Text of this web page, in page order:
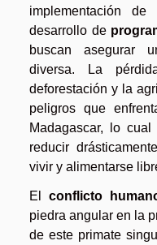
implementación de
desarrollo de
buscan asegurar
diversa. La
deforestación y la
peligros que
Madagascar, lo
reducir
vivir y alimentarse
Elconflicto
piedra angular en la
de este primate